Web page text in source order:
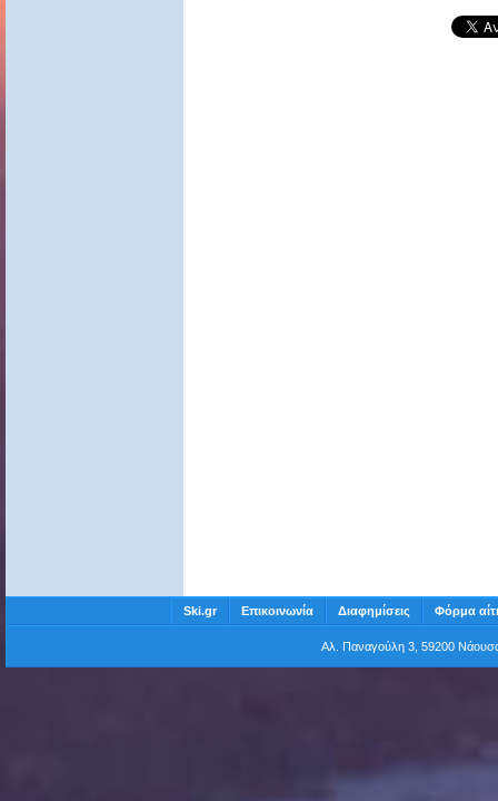
Ski.gr Επικοινωνία Διαφημίσεις Φόρμα
Αλ. Παναγούλη 3, 59200